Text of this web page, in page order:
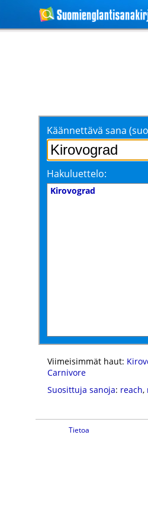
Käännettävä sana
Hakuluettelo:
Kirovograd
Viimeisimmät haut:
Carnivore
Suosittuja sanoja: reach,
Tietoa